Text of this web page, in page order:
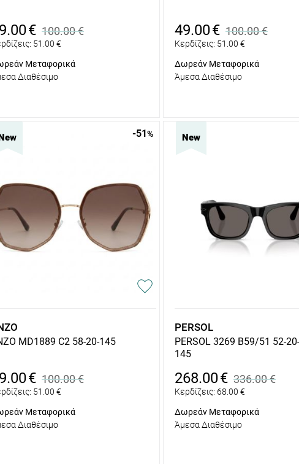
€ 100.00€
51.00 €
Μεταφορικά
Διαθέσιμο
49.00€ 100.00€
Κερδίζεις: 51.00 €
Δωρεάν Μεταφορικά
Άμεσα Διαθέσιμο
-51%
MD1889 C2 58-20-145
€ 100.00€
51.00 €
Μεταφορικά
Διαθέσιμο
New
PERSOL
PERSOL 3269 B59/51 52-20-
145
268.00€ 336.00€
Κερδίζεις: 68.00 €
Δωρεάν Μεταφορικά
Άμεσα Διαθέσιμο